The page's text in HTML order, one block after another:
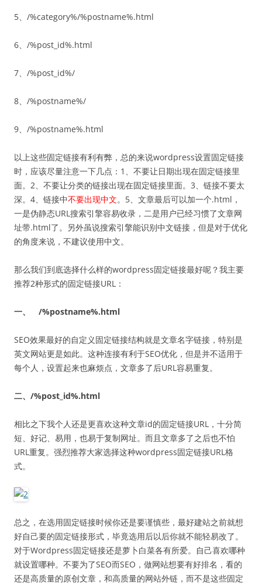
5、/%category%/%postname%.html
6、/%post_id%.html
7、/%post_id%/
8、/%postname%/
9、/%postname%.html
以上这些固定链接有利有弊，总的来说wordpress设置固定链接
时，应该尽量注意一下几点：1、不要让日期出现在固定链接里
面。2、不要让分类的链接出现在固定链接里面。3、链接不要太
深。4、链接中不要出现中文。5、文章最后可以加一个.html，
一是伪静态URL搜索引擎容易收录，二是用户已经习惯了文章网
址带.html了。另外虽说搜索引擎能识别中文链接，但是对于优化
的角度来说，不建议使用中文。
那么我们到底选择什么样的wordpress固定链接最好呢？我主要
推荐2种形式的固定链接URL：
一、 /%postname%.html
SEO效果最好的自定义固定链接结构就是文章名字链接，特别是
英文网站更是如此。这种连接有利于SEO优化，但是并不适用于
每个人，设置起来也麻烦点，文章多了后URL容易重复。
二、/%post_id%.html
相比之下我个人还是更喜欢这种文章id的固定链接URL，十分简
短、好记、易用，也易于复制网址。而且文章多了之后也不怕
URL重复。强烈推荐大家选择这种wordpress固定链接URL格
式。
总之，在选用固定链接时候你还是要谨慎些，最好建站之前就想
好自己要的固定链接形式，毕竟选用后以后你就不能轻易改了。
对于Wordpress固定链接还是萝卜白菜各有所爱。自己喜欢哪种
就设置哪种。不要为了SEO而SEO，做网站想要有好排名，看的
还是高质量的原创文章，和高质量的网站外链，而不是这些固定